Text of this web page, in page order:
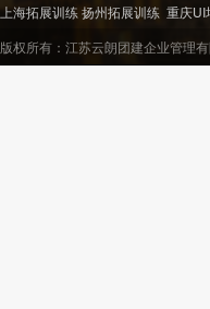
上海拓展训练 扬州拓展训练 重庆UI
版权所有：江苏云朗团建企业管理